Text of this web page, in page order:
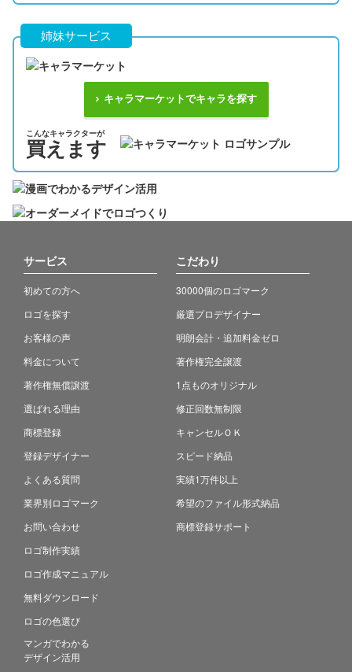
姉妹サービス
キャラマーケットでキャラを探す
こんなキャラクターが
買えます
サービス
初めての方へ
ロゴを探す
お客様の声
料金について
著作権無償譲渡
選ばれる理由
商標登録
登録デザイナー
よくある質問
業界別ロゴマーク
お問い合わせ
ロゴ制作実績
ロゴ作成マニュアル
無料ダウンロード
ロゴの色選び
マンガでわかる
デザイン活用
こだわり
30000個のロゴマーク
厳選プロデザイナー
明朗会計・追加料金ゼロ
著作権完全譲渡
1点ものオリジナル
修正回数無制限
キャンセルＯＫ
スピード納品
実績1万件以上
希望のファイル形式納品
商標登録サポート